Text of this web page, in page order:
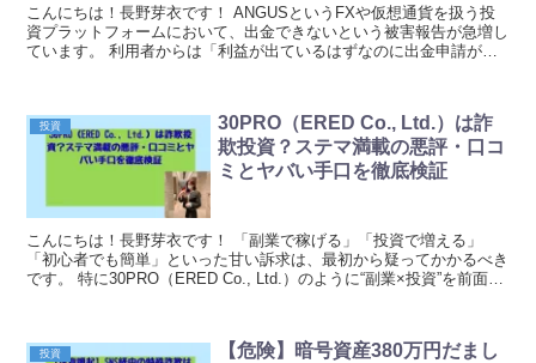
こんにちは！長野芽衣です！ ANGUSというFXや仮想通貨を扱う投
資プラットフォームにおいて、出金できないという被害報告が急増し
ています。 利用者からは「利益が出ているはずなのに出金申請が一
投資
30PRO（ERED Co., Ltd.）は詐
欺投資？ステマ満載の悪評・口コ
ミとヤバい手口を徹底検証
こんにちは！長野芽衣です！ 「副業で稼げる」「投資で増える」
「初心者でも簡単」といった甘い訴求は、最初から疑ってかかるべき
です。 特に30PRO（ERED Co., Ltd.）のように“副業×投資”を前面に
投資
【危険】暗号資産380万円だまし